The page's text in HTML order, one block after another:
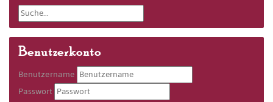
Benutzerkonto
Benutzername
Passwort